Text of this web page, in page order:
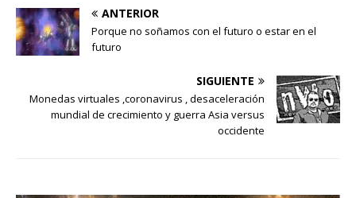
ANTERIOR
Porque no soñamos con el futuro o estar en el
futuro
SIGUIENTE
Monedas virtuales ,coronavirus , desaceleración
mundial de crecimiento y guerra Asia versus
occidente